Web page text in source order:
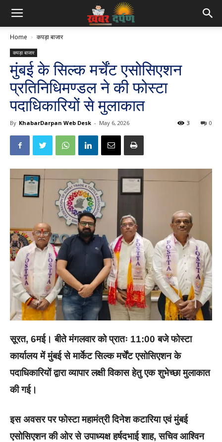
Home कपड़ा बाजार
कपड़ा बाजार
मुंबई के सिल्क मर्चेंट एसोसिएशन
प्रतिनिधिमण्डल ने की फोस्टा
पदाधिकारियों से मुलाकात
By KhabarDarpan Web Desk - May 6, 2026 0
3
सूरत, 6मई। बीते मंगलवार को प्रातः 11:00 बजे फोस्टा
कार्यालय में मुंबई से मार्केट सिल्क मर्चेंट एसोसिएशन के
पदाधिकारियों द्वारा व्यापार लक्षी विकास हेतु एक शुभेच्छा मुलाकात
की गई।
इस अवसर पर फोस्टा महामंत्री दिनेश कटारिया एवं मुंबई
एसोसिएशन की ओर से उपाध्यक्ष हर्षदभाई शाह, सचिव आश्विन